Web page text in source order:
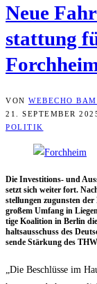
Neue
stat­tung
VON WEBECHO
21. SEPTEMBER
POLITIK
Die Inves­ti­ti­ons- und
setzt sich wei­ter fort.
stel­lun­gen zuguns­ten
gro­ßem Umfang in
ti­ge Koali­ti­on in Ber­lin
halts­aus­schuss des
sen­de Stär­kung des
„Die Beschlüs­se im